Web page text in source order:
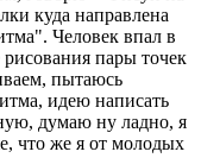
куда направлена
Человек впал в
рисования пары точек
пытаюсь
идею написать
думаю ну ладно, я
что же я от молодых